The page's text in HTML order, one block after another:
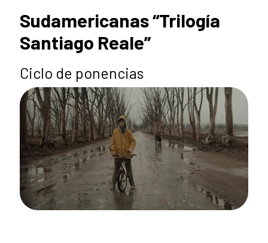
Sudamericanas “Trilogía
Santiago Reale”
Ciclo de ponencias